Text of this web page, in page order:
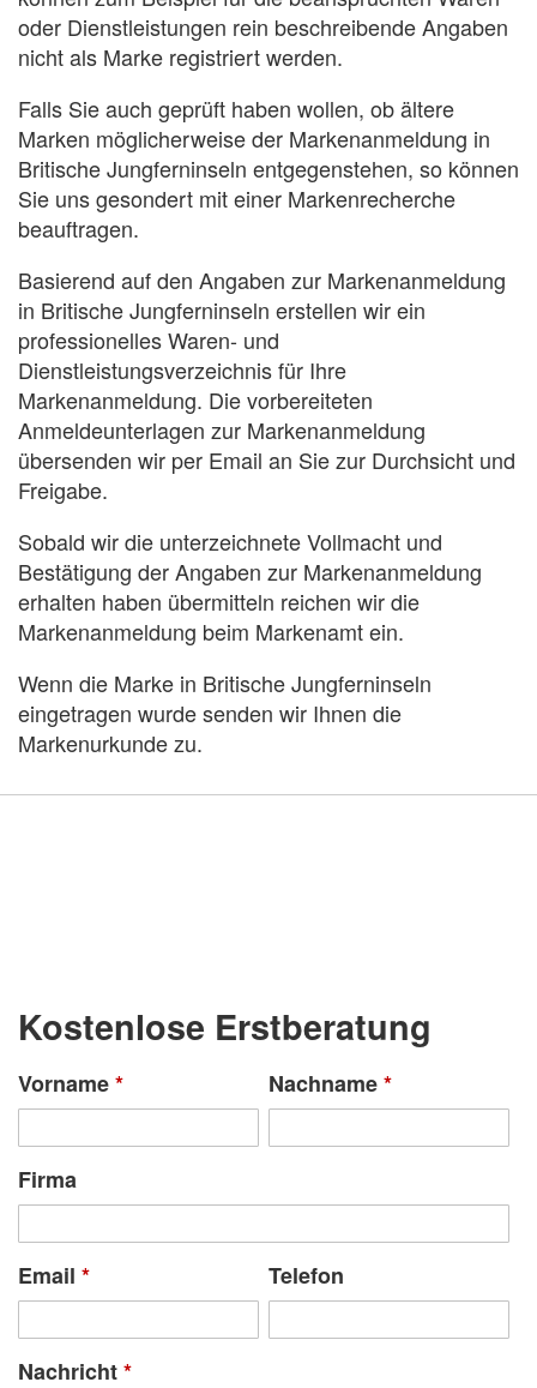
oder Dienstleistungen rein beschreibende Angaben
nicht als Marke registriert werden.
Falls Sie auch geprüft haben wollen, ob ältere
Marken möglicherweise der Markenanmeldung in
Britische Jungferninseln entgegenstehen, so können
Sie uns gesondert mit einer Markenrecherche
beauftragen.
Basierend auf den Angaben zur Markenanmeldung
in Britische Jungferninseln erstellen wir ein
professionelles Waren- und
Dienstleistungsverzeichnis für Ihre
Markenanmeldung. Die vorbereiteten
Anmeldeunterlagen zur Markenanmeldung
übersenden wir per Email an Sie zur Durchsicht und
Freigabe.
Sobald wir die unterzeichnete Vollmacht und
Bestätigung der Angaben zur Markenanmeldung
erhalten haben übermitteln reichen wir die
Markenanmeldung beim Markenamt ein.
Wenn die Marke in Britische Jungferninseln
eingetragen wurde senden wir Ihnen die
Markenurkunde zu.
Kostenlose Erstberatung
Vorname* Nachname*
Firma
Email * Telefon
Nachricht*